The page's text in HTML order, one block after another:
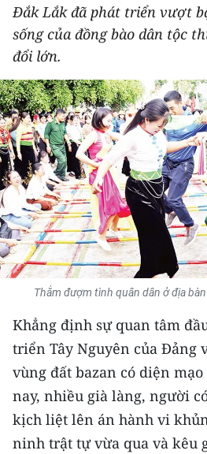
DU LỊCH
THẾ GIỚI
THỂ THAO
GIÁO DỤC
Y TẾ
KHOA HỌC - CÔNG NGHỆ
MÔI TRƯỜNG
BẠN ĐỌC
KIỂM CHỨNG THÔNG TIN
TRI THỨC CHUYÊN SÂU
54 DÂN TỘC VIỆT NAM
CHƯƠNG TRÌNH OCOP - MỖI
Đắk Lắk đã phát triển vượt
sống của đồng bào dân tộc
đổi lớn.
Thắm đượm tình quân dân ở địa
Khẳng định sự quan tâm
triển Tây Nguyên của Đảng
vùng đất bazan có diện
nay, nhiều già làng, người
kịch liệt lên án hành vi
ninh trật tự vừa qua và kêu